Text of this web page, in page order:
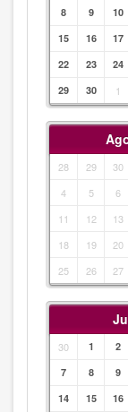
8
9 10
15
16 17
22
23 24
29
30 1
28 29 30
4
5 6
11
12 13
18
19 20
25
26 27
30 1 2
7
8 9
14
15 16